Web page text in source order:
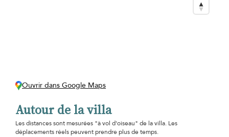
Ouvrir dans Google Maps
Autour de la villa
Les distances sont mesurées "à vol d'oiseau" de la villa. Les
déplacements réels peuvent prendre plus de temps.